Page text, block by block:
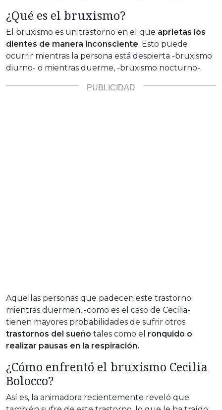
¿Qué es el bruxismo?
El bruxismo es un trastorno en el que aprietas los
dientes de manera inconsciente. Esto puede
ocurrir mientras la persona está despierta -bruxismo
diurno- o mientras duerme, -bruxismo nocturno-.
Aquellas personas que padecen este trastorno
mientras duermen, -como es el caso de Cecilia-
tienen mayores probabilidades de sufrir otros
trastornos del sueño tales como el ronquido o
realizar pausas en la respiración.
¿Cómo enfrentó el bruxismo Cecilia
Bolocco?
Así es, la animadora recientemente reveló que